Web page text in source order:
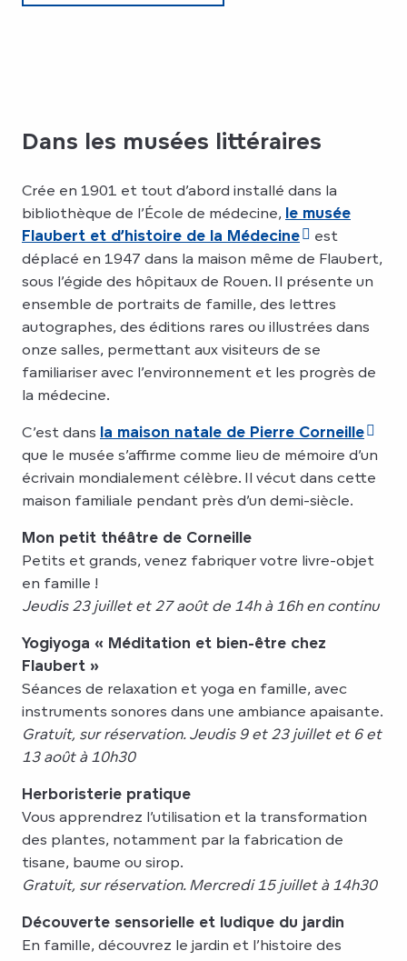
Dans les musées littéraires
Crée en 1901 et tout d’abord installé dans la
bibliothèque de l’École de médecine, le musée
Flaubert et d’histoire de la Médecine
est
déplacé en 1947 dans la maison même de Flaubert,
sous l’égide des hôpitaux de Rouen. Il présente un
ensemble de portraits de famille, des lettres
autographes, des éditions rares ou illustrées dans
onze salles, permettant aux visiteurs de se
familiariser avec l’environnement et les progrès de
la médecine.
C’est dans la maison natale de Pierre Corneille
que le musée s’affirme comme lieu de mémoire d’un
écrivain mondialement célèbre. Il vécut dans cette
maison familiale pendant près d’un demi-siècle.
Mon petit théâtre de Corneille
Petits et grands, venez fabriquer votre livre-objet
en famille !
Jeudis 23 juillet et 27 août de 14h à 16h en continu
Yogiyoga « Méditation et bien-être chez
Flaubert »
Séances de relaxation et yoga en famille, avec
instruments sonores dans une ambiance apaisante.
Gratuit, sur réservation. Jeudis 9 et 23 juillet et 6 et
13 août à 10h30
Herboristerie pratique
Vous apprendrez l’utilisation et la transformation
des plantes, notamment par la fabrication de
tisane, baume ou sirop.
Gratuit, sur réservation. Mercredi 15 juillet à 14h30
Découverte sensorielle et ludique du jardin
En famille, découvrez le jardin et l’histoire des